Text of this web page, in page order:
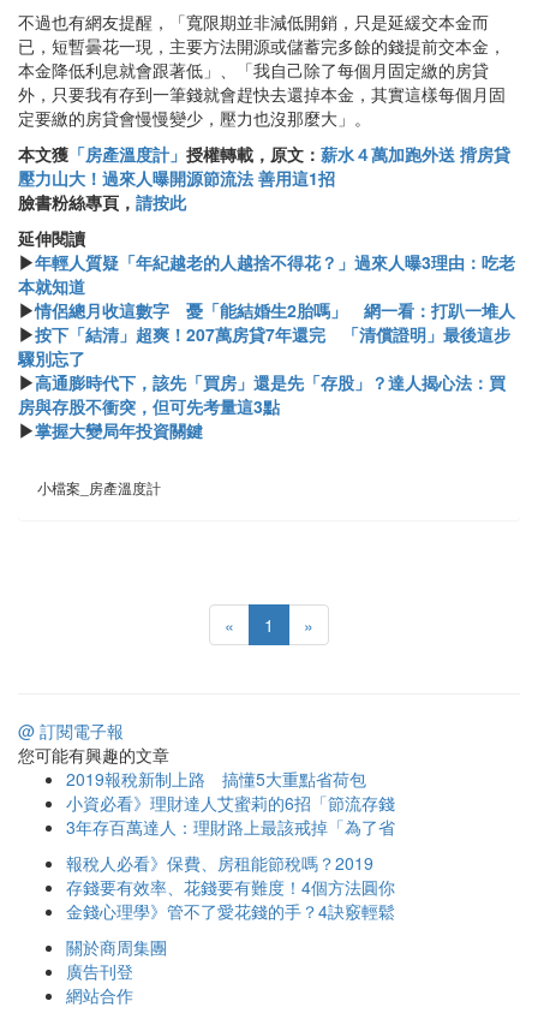
不過也有網友提醒，「寬限期並非減低開銷，只是延緩交本金而
已，短暫曇花一現，主要方法開源或儲蓄完多餘的錢提前交本金，
本金降低利息就會跟著低」、「我自己除了每個月固定繳的房貸
外，只要我有存到一筆錢就會趕快去還掉本金，其實這樣每個月固
定要繳的房貸會慢慢變少，壓力也沒那麼大」。
本文獲 「房產溫度計」 授權轉載，原文： 薪水４萬加跑外送 揹房貸
壓力山大！過來人曝開源節流法 善用這1招
臉書粉絲專頁， 請按此
延伸閱讀
▶年輕人質疑「年紀越老的人越捨不得花？」過來人曝3理由：吃老
本就知道
▶情侶總月收這數字 憂「能結婚生2胎嗎」 網一看：打趴一堆人
▶按下「結清」超爽！207萬房貸7年還完 「清償證明」最後這步
驟別忘了
▶高通膨時代下，該先「買房」還是先「存股」？達人揭心法：買
房與存股不衝突，但可先考量這3點
▶掌握大變局年投資關鍵
小檔案_房產溫度計
« 1 »
@ 訂閱電子報
您可能有興趣的文章
2019報稅新制上路 搞懂5大重點省荷包
小資必看》理財達人艾蜜莉的6招「節流存錢
3年存百萬達人：理財路上最該戒掉「為了省
報稅人必看》保費、房租能節稅嗎？2019
存錢要有效率、花錢要有難度！4個方法圓你
金錢心理學》管不了愛花錢的手？4訣竅輕鬆
關於商周集團
廣告刊登
網站合作